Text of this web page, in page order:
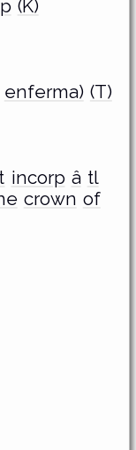
(K)
enferma) (T)
incorp â tl
crown of